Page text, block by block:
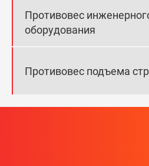
Противовес
оборудования
Противовес подъема